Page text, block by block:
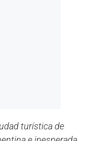
turística de